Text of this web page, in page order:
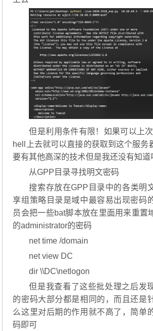
但是利用条件有限！如果可以上
hell上去就可以直接的获取到这个服务
要有其他高深的技术但是我还没有知
从GPP目录寻找明文密码
搜索存放在GPP目录中的各类明
享组策略目录是域中最容易出现密码
员会把一些bat脚本放在里面用来重置
的administrator的密码
net time /domain
net view DC
dir \\DC\netlogon
但是我查看了这些批处理之后发
的密码大部分都是相同的，而且还是
么这里对后期的作用就不高了，简单
码即可